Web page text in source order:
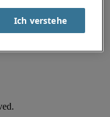
Ich verstehe